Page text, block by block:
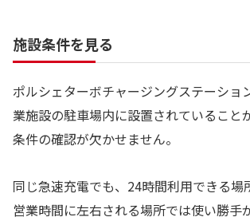
施設条件を見る
ポルシェターボチャージングステーショ
業施設の駐車場内に設置されていること
条件の確認が欠かせません。
同じ急速充電でも、24時間利用できる場
営業時間に左右される場所では使い勝手